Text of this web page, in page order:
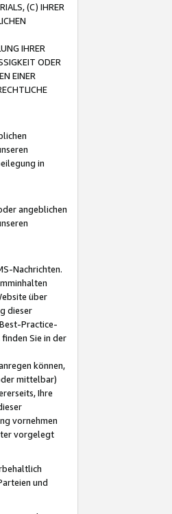
(C) IHRER
IHRER
ODER
EINER
in
angeblichen
Nachrichten.
über
dieser
Practice-
Sie in der
können,
mittelbar)
Ihre
vornehmen
vorgelegt
und